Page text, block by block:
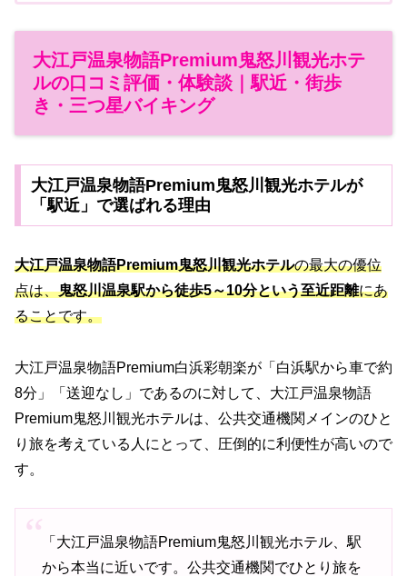
大江戸温泉物語Premium鬼怒川観光ホテ
ルの口コミ評価・体験談｜駅近・街歩
き・三つ星バイキング
大江戸温泉物語Premium鬼怒川観光ホテルが
「駅近」で選ばれる理由
大江戸温泉物語Premium鬼怒川観光ホテルの最大の優位
点は、鬼怒川温泉駅から徒歩5～10分という至近距離にあ
ることです。
大江戸温泉物語Premium白浜彩朝楽が「白浜駅から車で約
8分」「送迎なし」であるのに対して、大江戸温泉物語
Premium鬼怒川観光ホテルは、公共交通機関メインのひと
り旅を考えている人にとって、圧倒的に利便性が高いので
す。
「大江戸温泉物語Premium鬼怒川観光ホテル、駅
から本当に近いです。公共交通機関でひとり旅を